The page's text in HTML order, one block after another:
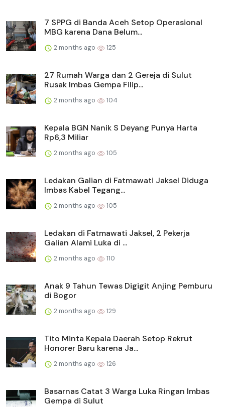
7 SPPG di Banda Aceh Setop Operasional
MBG karena Dana Belum...
2 months ago 125
27 Rumah Warga dan 2 Gereja di Sulut
Rusak Imbas Gempa Filip...
2 months ago 104
Kepala BGN Nanik S Deyang Punya Harta
Rp6,3 Miliar
2 months ago 105
Ledakan Galian di Fatmawati Jaksel Diduga
Imbas Kabel Tegang...
2 months ago 105
Ledakan di Fatmawati Jaksel, 2 Pekerja
Galian Alami Luka di ...
2 months ago 110
Anak 9 Tahun Tewas Digigit Anjing Pemburu
di Bogor
2 months ago 129
Tito Minta Kepala Daerah Setop Rekrut
Honorer Baru karena Ja...
2 months ago 126
Basarnas Catat 3 Warga Luka Ringan Imbas
Gempa di Sulut